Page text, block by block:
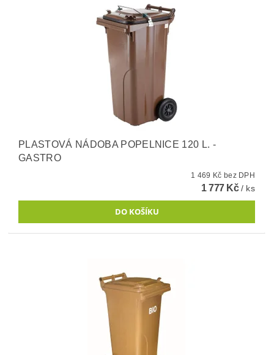
PLASTOVÁ NÁDOBA POPELNICE 120 L. -
GASTRO
1 469 Kč bez DPH
1 777 Kč/ ks